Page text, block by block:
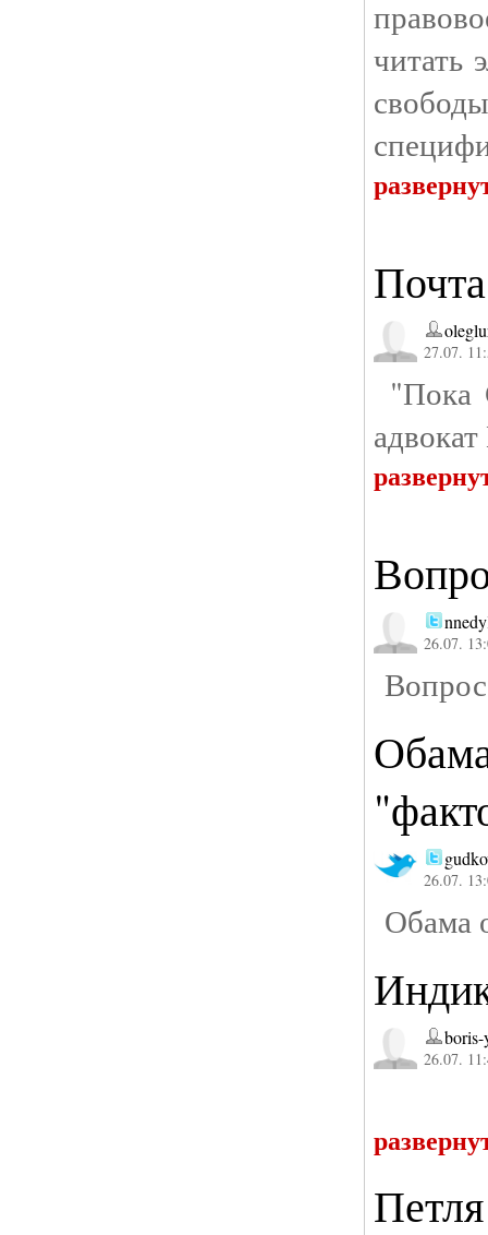
читать
27.07.
"Пока
26.07.
26.07.
Обама
boris-
26.07.